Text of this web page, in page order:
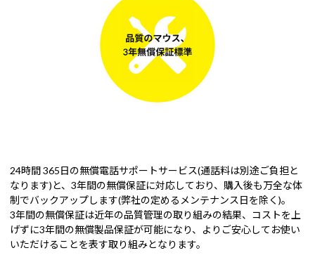
24時間 365日の無償電話サポートサービス(通話料は別途ご負担と
なります)と、3年間の無償保証に対応しており、購入後も万全な体
制でバックアップします(弊社の定めるメンテナンス日を除く)。
3年間の無償保証は近年の品質管理の取り組みの結果、コストを上
げずに3年間の無償製品保証が可能になり、よりご安心してお使い
いただけることを表す取り組みとなります。